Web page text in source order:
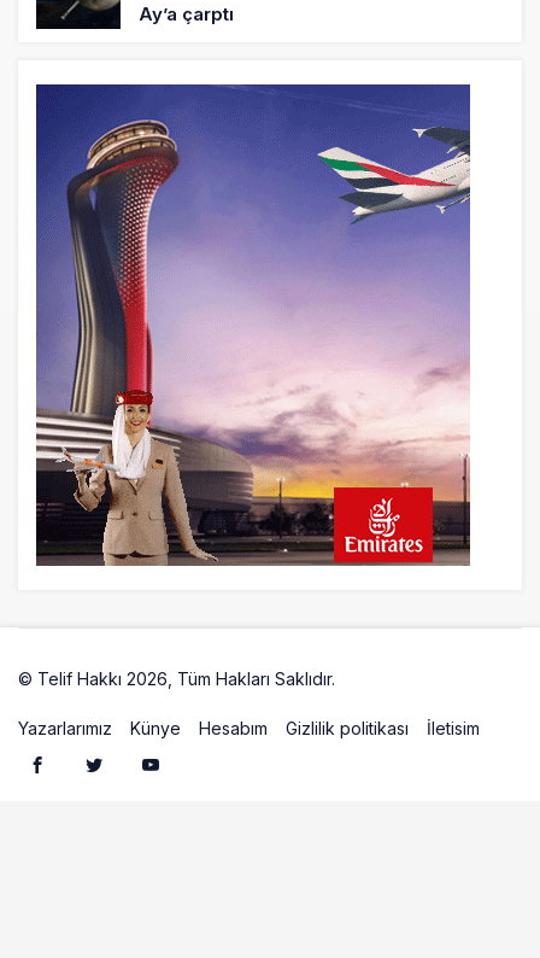
Ay’a çarptı
Üniformasız Disiplin: Kabin Ekipleri Nasıl
Yolcu Olur?
18 saat önce
ISG’nin terminal memurlarından can
kurtaran hamle
23 saat önce
AJet’ten Yurt İçi Biletlerde Yüzde 30
İndirim
© Telif Hakkı 2026, Tüm Hakları Saklıdır.
Yazarlarımız Künye Hesabım Gizlilik politikası İletisim